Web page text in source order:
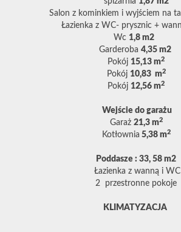
Salon z kominkiem i wyjściem na
Łazienka z WC- prysznic +
Wc 1,8 m2
Garderoba 4,35 m2
Pokój 15,13 m2
Pokój 10,83 m2
Pokój 12,56 m2
Wejście do garażu
Garaż 21,3 m2
Kotłownia 5,38 m2
Poddasze : 33, 58 m2
Łazienka z wanną i WC
2 przestronne pokoje
KLIMATYZACJA